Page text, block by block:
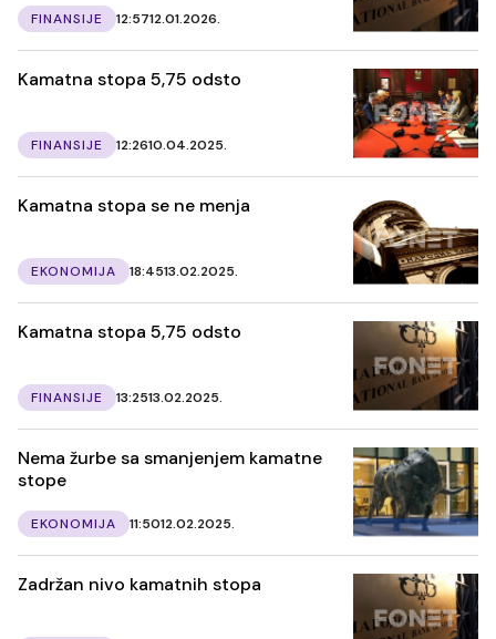
FINANSIJE 12:5712.01.2026.
Kamatna stopa 5,75 odsto
FINANSIJE 12:2610.04.2025.
Kamatna stopa se ne menja
EKONOMIJA 18:4513.02.2025.
Kamatna stopa 5,75 odsto
FINANSIJE 13:2513.02.2025.
Nema žurbe sa smanjenjem kamatne
stope
EKONOMIJA 11:5012.02.2025.
Zadržan nivo kamatnih stopa